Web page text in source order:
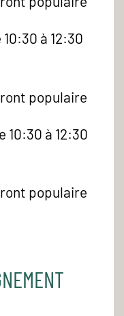
10:30 à 12:30
populaire
10:30 à 12:30
populaire